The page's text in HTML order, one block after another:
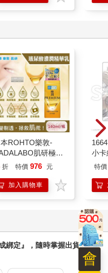
本ROHTO樂敦-
肌研極潤
7重玻尿酸高效保
金瓶(Premium
肌膚護理乳霜,素
折 特價 976 元
加入購物車
小卡
特價
綁定』，隨時掌握出貨動
會